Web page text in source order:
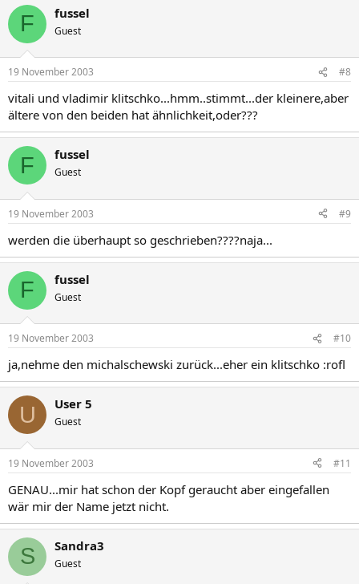
F fussel
Guest
19 November 2003 #8
vitali und vladimir klitschko...hmm..stimmt...der kleinere,aber
ältere von den beiden hat ähnlichkeit,oder???
F fussel
Guest
19 November 2003 #9
werden die überhaupt so geschrieben????naja...
F fussel
Guest
19 November 2003 #10
ja,nehme den michalschewski zurück...eher ein klitschko :rofl
U User 5
Guest
19 November 2003 #11
GENAU...mir hat schon der Kopf geraucht aber eingefallen
wär mir der Name jetzt nicht.
S Sandra3
Guest